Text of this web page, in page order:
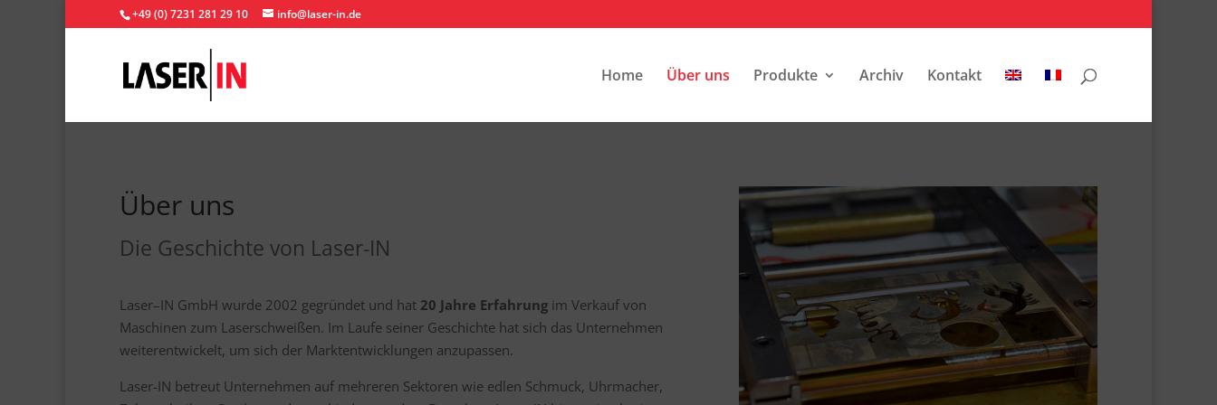
+49 (0) 7231 281 29 10 info@laser-in.de
Home Über uns Produkte Archiv Kontakt
Über uns
Die Geschichte von Laser-IN
Laser–IN GmbH wurde 2002 gegründet und hat 20 Jahre Erfahrung im Verkauf von
Maschinen zum Laserschweißen. Im Laufe seiner Geschichte hat sich das Unternehmen
weiterentwickelt, um sich der Marktentwicklungen anzupassen.
Laser-IN betreut Unternehmen auf mehreren Sektoren wie edlen Schmuck, Uhrmacher,